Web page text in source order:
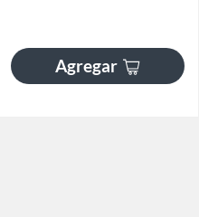
Agregar